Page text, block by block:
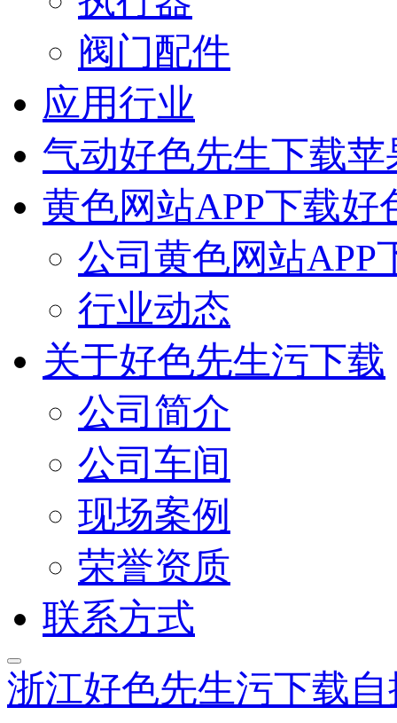
阀门配件
应用行业
气动好色先生下载
黄色网站APP下载好
公司黄色网站APP
行业动态
关于好色先生污下载
公司简介
公司车间
现场案例
荣誉资质
联系方式
浙江好色先生污下载